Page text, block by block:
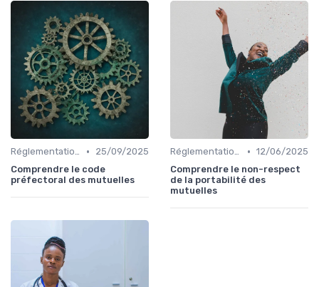
Réglementations en Assurance Santé •
25/09/2025
Comprendre le code
préfectoral des mutuelles
Réglementations en Assurance Santé • 12/06/2025
Comprendre le non-respect
de la portabilité des
mutuelles